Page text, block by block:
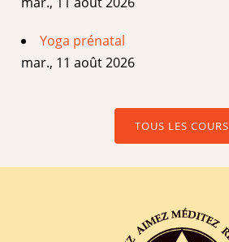
Yoga prénatal
mar., 11 août 2026
TOUS LES COURS